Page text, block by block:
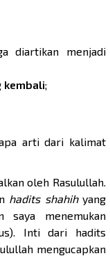
diartikan menjadi
kembali;
arti dari kalimat
oleh Rasulullah.
hadits shahihyang
saya menemukan
Inti dari hadits
mengucapkan